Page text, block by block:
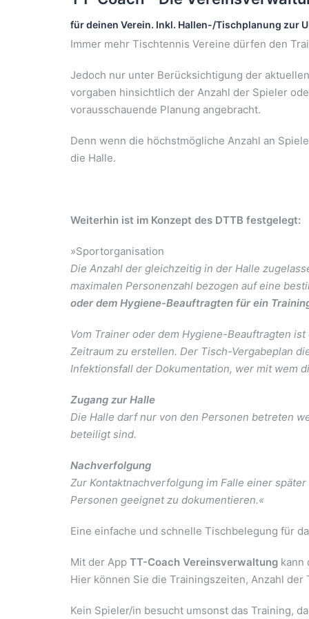
für deinen Verein. Inkl. Hallen-/Tischplanung zur
Immer mehr Tischtennis Vereine dürfen den
Jedoch nur unter Berücksichtigung der
vorgaben hinsichtlich der Anzahl der Spieler
vorausschauende Planung angebracht.
Denn wenn die höchstmögliche Anzahl an
die Halle.
Weiterhin ist im Konzept des DTTB festgelegt:
»Sportorganisation
Die Anzahl der gleichzeitig in der Halle
maximalen Personenzahl bezogen auf eine
oder dem Hygiene-Beauftragten für ein
Vom Trainer oder dem Hygiene-Beauftragten
Zeitraum zu erstellen. Der Tisch-Vergabeplan
Infektionsfall der Dokumentation, wer mit wem
Zugang zur Halle
Die Halle darf nur von den Personen betreten
beteiligt sind.
Nachverfolgung
Zur Kontaktnachverfolgung im Falle einer
Personen geeignet zu dokumentieren.«
Eine einfache und schnelle Tischbelegung für
Mit der App TT-Coach Vereinsverwaltung kann
Hier können Sie die Trainingszeiten, Anzahl
Kein Spieler/in besucht umsonst das Training,